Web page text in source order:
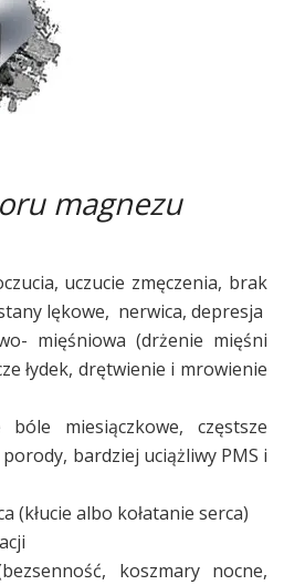
u magnezu
uczucie zmęczenia, brak
lękowe, nerwica, depresja
mięśniowa (drżenie mięśni
łydek, drętwienie i mrowienie
miesiączkowe, częstsze
bardziej uciążliwy PMS i
(kłucie albo kołatanie serca)
koszmary nocne,